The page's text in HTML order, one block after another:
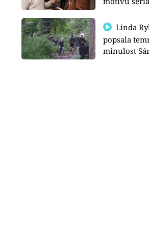
Linda Rybová
popsala
minulost